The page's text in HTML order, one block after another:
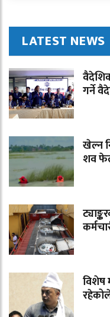
LATEST NEWS
गर्ने
खेल्न
शव
विशेष